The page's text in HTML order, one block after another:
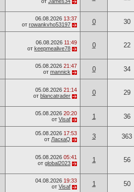
06.08.2026 13:37
от rowankvho53197 0 30
06.08.2026 11:49
от keepmealive78 0 22
05.08.2026 21:47
от mannick 0 34
05.08.2026 21:14
от blancatrader 0 29
05.08.2026 20:20
от Visaf 1 36
05.08.2026 17:53
от ЛаскаQ 3 363
05.08.2026 05:41
от global2023 1 56
04.08.2026 19:33
от Visaf 1 50